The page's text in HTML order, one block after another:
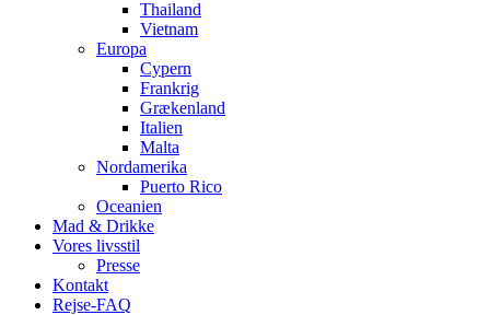
Thailand
Vietnam
Europa
Cypern
Frankrig
Grækenland
Italien
Malta
Nordamerika
Puerto Rico
Oceanien
Mad & Drikke
Vores livsstil
Presse
Kontakt
Rejse-FAQ